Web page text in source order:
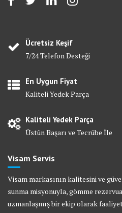
Ücretsiz Keşif
7/24 Telefon Desteği
En Uygun Fiyat
Kaliteli Yedek Parça
Kaliteli Yedek Parça
Üstün Başarı ve Tecrübe İle
Visam Servis
Visam markasının kalitesini ve
sunma misyonuyla, gömme
uzmanlaşmış bir ekip olarak